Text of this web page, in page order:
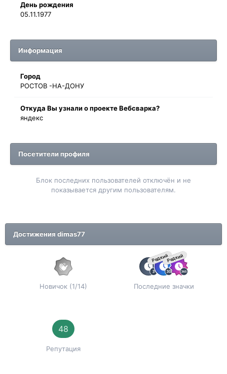
День рождения
05.11.1977
Информация
Город
РОСТОВ -НА-ДОНУ
Oткyдa Вы узнaли o проекте Вебсварка?
яндекс
Посетители профиля
Блок последних пользователей отключён и не
показывается другим пользователям.
Достижения dimas77
Новичок (1/14)
РедкийРедкий
Последние значки
48
Репутация